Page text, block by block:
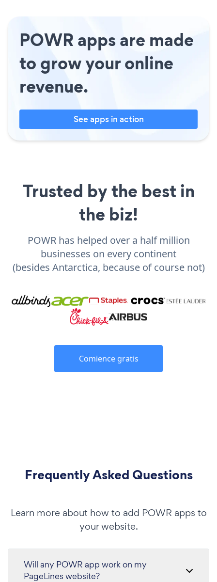
POWR apps are made
to grow your online
revenue.
See apps in action
Trusted by the best in
the biz!
POWR has helped over a half million
businesses on every continent
(besides Antarctica, because of course not)
Comience gratis
Frequently Asked Questions
Learn more about how to add POWR apps to
your website.
Will any POWR app work on my
PageLines website?